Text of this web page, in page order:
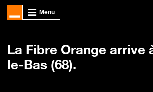
La Fibre Orange arrive
le-Bas (68).